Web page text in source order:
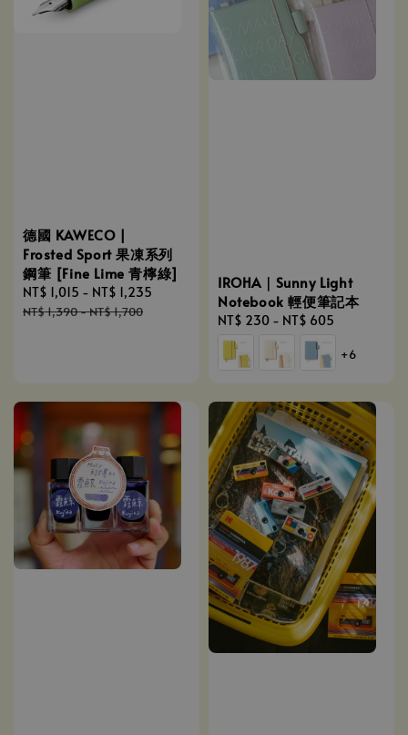
德國 KAWECO |
Frosted Sport 果凍系列
鋼筆 [Fine Lime 青檸綠]
Sale
price
NT$ 1,015 - NT$ 1,235
NT$ 1,390-NT$ 1,700
IROHA｜Sunny Light
Notebook 輕便筆記本
Regular
price
NT$ 230 - NT$ 605
+6